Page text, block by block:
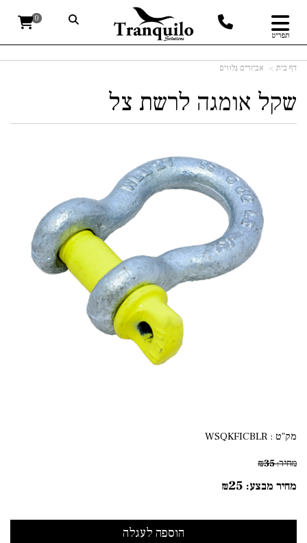
תפריט
0
דף בית אביזרים נלווים
שקל אומגה לרשת צל
מק"ט : WSQKFICBLR
מחיר: ₪35
מחיר מבצע: ₪25